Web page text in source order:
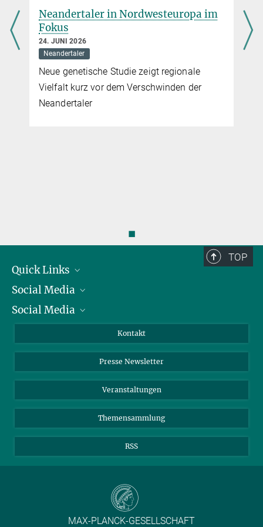
Neandertaler in Nordwesteuropa im
Fokus
24. JUNI 2026
Neandertaler
Neue genetische Studie zeigt regionale
Vielfalt kurz vor dem Verschwinden der
Neandertaler
◼
TOP
Quick Links
Präsident
Zahlen und Fakten
Meldestelle Fehlverhalten
Social Media
Bluesky
Social Media
YouTube
Kontakt
Presse Newsletter
Veranstaltungen
Themensammlung
RSS
MAX-PLANCK-GESELLSCHAFT